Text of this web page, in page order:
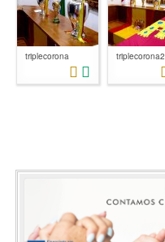
triplecorona triplecorona2